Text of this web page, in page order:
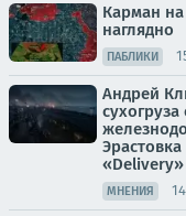
Карман на
наглядно
ПАБЛИКИ
Андрей
МНЕНИЯ